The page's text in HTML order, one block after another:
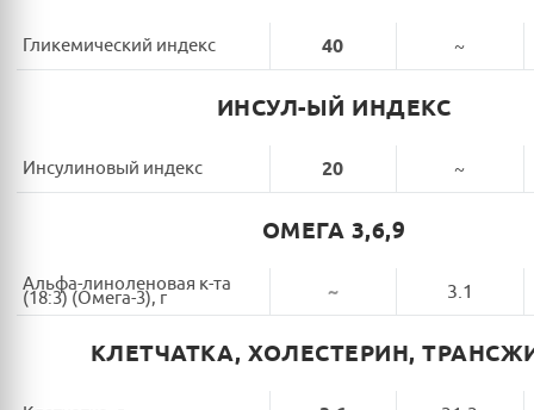
Гликемический индекс 40 ~
ИНСУЛ-ЫЙ ИНДЕКС
Инсулиновый индекс 20 ~
ОМЕГА 3,6,9
Альфа-линоленовая к-та
(18:3) (Омега-3), г ~ 3.1
КЛЕТЧАТКА, ХОЛЕСТЕРИН,